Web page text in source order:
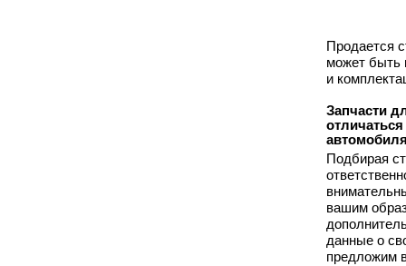
Продается
может быть
и
Запчасти
Подбирая
вашим
данные о
предложим